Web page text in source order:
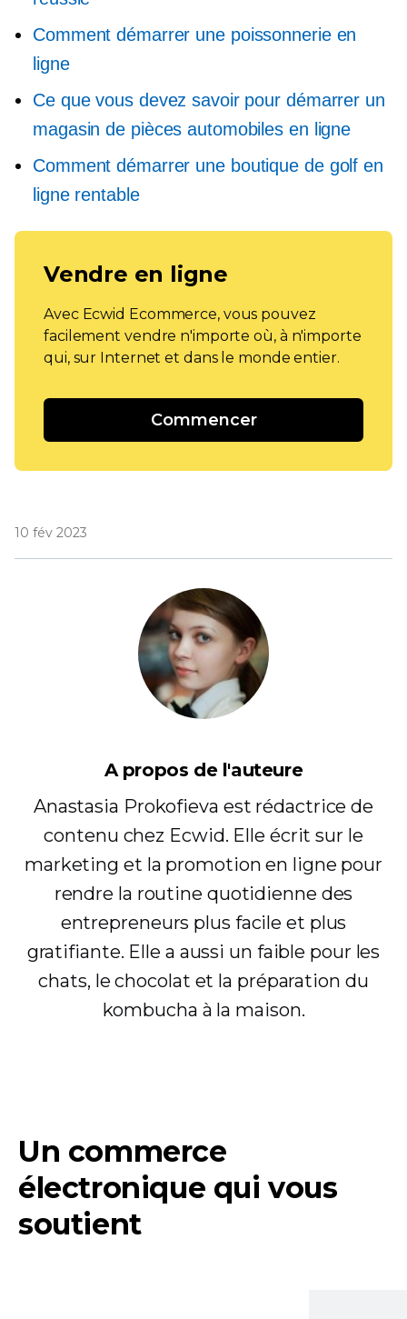
Comment démarrer une poissonnerie en
ligne
Ce que vous devez savoir pour démarrer un
magasin de pièces automobiles en ligne
Comment démarrer une boutique de golf en
ligne rentable
Vendre en ligne
Avec Ecwid Ecommerce, vous pouvez
facilement vendre n'importe où, à n'importe
qui, sur Internet et dans le monde entier.
Commencer
10 fév 2023
A propos de l'auteure
Anastasia Prokofieva est rédactrice de
contenu chez Ecwid. Elle écrit sur le
marketing et la promotion en ligne pour
rendre la routine quotidienne des
entrepreneurs plus facile et plus
gratifiante. Elle a aussi un faible pour les
chats, le chocolat et la préparation du
kombucha à la maison.
Un commerce
électronique qui vous
soutient